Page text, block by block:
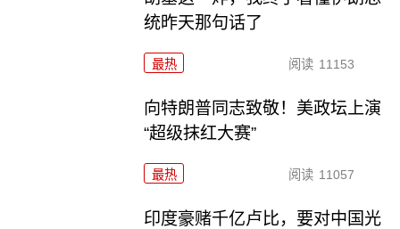
统昨天那句话了
最热 阅读 11153
向特朗普同志致敬！美政坛上演
“超级抹红大赛”
最热 阅读 11057
印度豪赌千亿卢比，要对中国光